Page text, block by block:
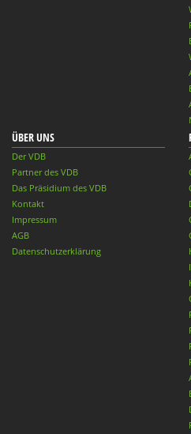
ÜBER UNS
Der VDB
Partner des VDB
Das Präsidium des VDB
Kontakt
Impressum
AGB
Datenschutzerklärung